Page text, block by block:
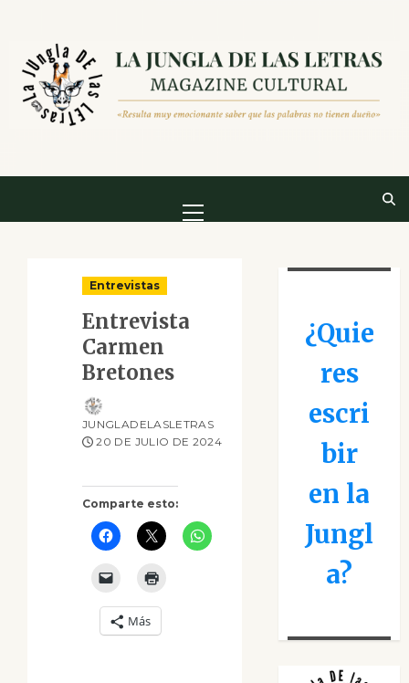
contenido
Menú
principal
Entrevistas
Entrevista
Carmen
Bretones
Comparte esto:
Más
JUNGLADELASLETRAS
20 DE JULIO DE 2024
¿Quie
res
escri
bir
en la
Jungl
a?